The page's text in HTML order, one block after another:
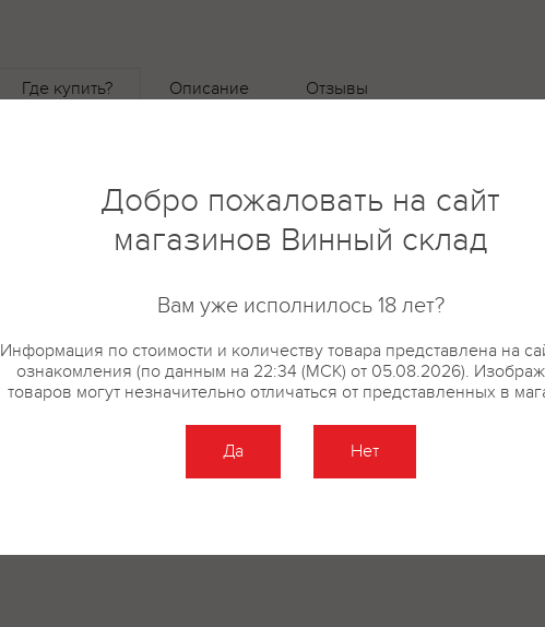
Где купить? Описание Отзывы
Добро пожаловать на сайт
магазинов Винный склад
Вам уже исполнилось 18 лет?
Информация по стоимости и количеству товара представлена на
ознакомления (по данным на 22:34 (МСК) от 05.08.2026).
товаров могут незначительно отличаться от представленных в
Да Нет